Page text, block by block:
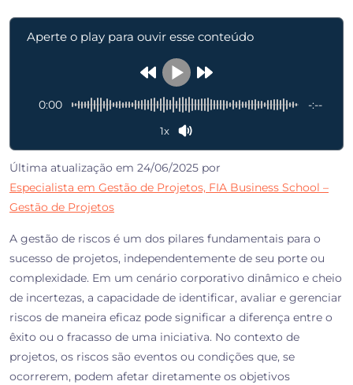
Aperte o play para ouvir esse conteúdo
0:00 -:--
1x
Última atualização em 24/06/2025 por
Especialista em Gestão de Projetos, FIA Business School –
Gestão de Projetos
A gestão de riscos é um dos pilares fundamentais para o
sucesso de projetos, independentemente de seu porte ou
complexidade. Em um cenário corporativo dinâmico e cheio
de incertezas, a capacidade de identificar, avaliar e gerenciar
riscos de maneira eficaz pode significar a diferença entre o
êxito ou o fracasso de uma iniciativa. No contexto de
projetos, os riscos são eventos ou condições que, se
ocorrerem, podem afetar diretamente os objetivos